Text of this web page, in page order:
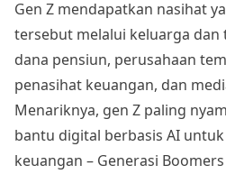
Gen Z mendapatkan nasihat
tersebut melalui keluarga dan
dana pensiun, perusahaan
penasihat keuangan, dan
Menariknya, gen Z paling
bantu digital berbasis AI
keuangan – Generasi